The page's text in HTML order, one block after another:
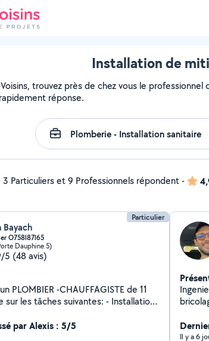
Installation de
trouvez près de chez vous le
réponse.
3 Particuliers et 9 Professionnels répondent-
Particulier
Bayach
O758l87l65
Dauphine 5)
5 (48 avis)
PLOMBIER -CHAUFFAGISTE de 11
sur les tâches suivantes: - Installation
sous évier - Installation douche -
Et des appareils
par Alexis : 5/5
d'un
d'un
Il y a 6